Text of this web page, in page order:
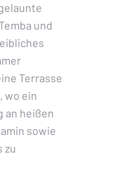
und
Terrasse
wo ein
an heißen
sowie
zu